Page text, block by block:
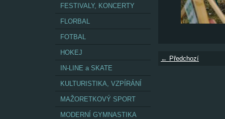
FESTIVALY, KONCERTY
FLORBAL
FOTBAL
HOKEJ
IN-LINE a SKATE
KULTURISTIKA, VZPÍRÁNÍ
MAŽORETKOVÝ SPORT
MODERNÍ GYMNASTIKA
← Předchozí